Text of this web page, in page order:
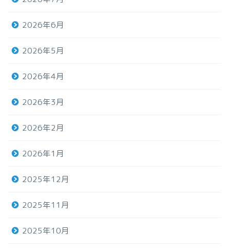
2026年6月
2026年5月
2026年4月
2026年3月
2026年2月
2026年1月
2025年12月
2025年11月
2025年10月